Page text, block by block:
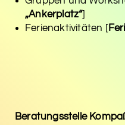
„Ankerplatz“]
Ferienaktivitäten [
Beratungsstelle